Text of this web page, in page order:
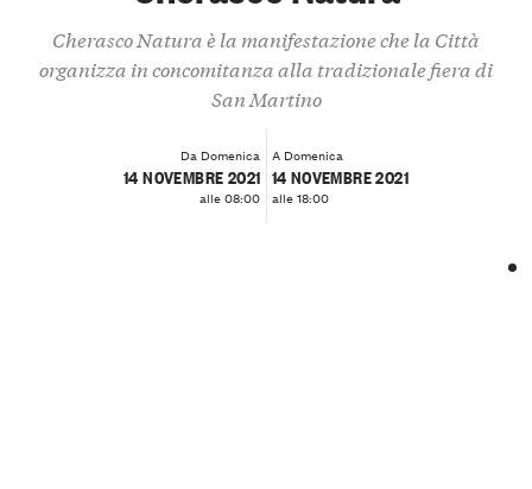
Cherasco Natura è la manifestazione che la Città
organizza in concomitanza alla tradizionale fiera di
San Martino
Da Domenica
14 NOVEMBRE 2021
alle 08:00
A Domenica
14 NOVEMBRE 2021
alle 18:00